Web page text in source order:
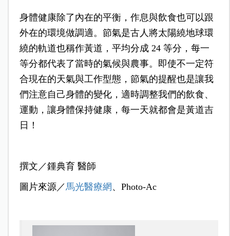
身體健康除了內在的平衡，作息與飲食也可以跟
外在的環境做調適。節氣是古人將太陽繞地球環
繞的軌道也稱作黃道，平均分成 24 等分，每一
等分都代表了當時的氣候與農事。即使不一定符
合現在的天氣與工作型態，節氣的提醒也是讓我
們注意自己身體的變化，適時調整我們的飲食、
運動，讓身體保持健康，每一天就都會是黃道吉
日！
撰文／鍾典育 醫師
圖片來源／馬光醫療網 、Photo-Ac